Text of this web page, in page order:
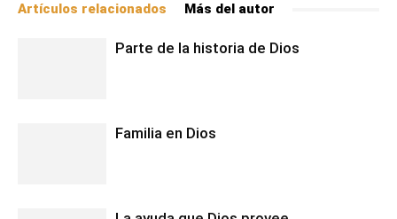
Artículos relacionados Más del autor
Parte de la historia de Dios
Familia en Dios